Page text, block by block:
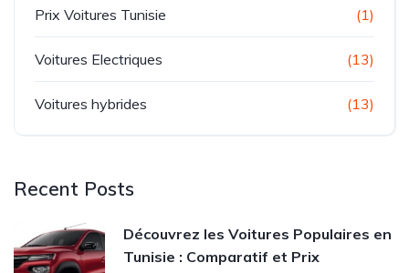
Prix Voitures Tunisie (1)
Voitures Electriques (13)
Voitures hybrides (13)
Recent Posts
Découvrez les Voitures Populaires en
Tunisie : Comparatif et Prix